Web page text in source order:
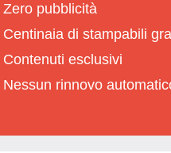
Zero pubblicità
Centinaia di stampabili
Contenuti esclusivi
Nessun rinnovo